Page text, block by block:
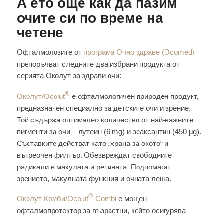
А ето още как да пазим
очите си по време на
четене
Офталмолозите от програма Очно здраве (Ocomed)
препоръчват следните два избрани продукта от
серията Околут за здрави очи:
Околут/Ocolut®е офталмологичен природен продукт,
предназначен специално за детските очи и зрение.
Той съдържа оптимално количество от най-важните
пигменти за очи – лутеин (6 mg) и зеаксантин (450 μg).
Съставките действат като „храна за окото“ и
вътреочен филтър. Обезвреждат свободните
радикали в макулата и ретината. Подпомагат
зрението, макулната функция и очната леща.
Околут Комби/Ocolut®Combiе мощен
офталмопротектор за възрастни, който осигурява